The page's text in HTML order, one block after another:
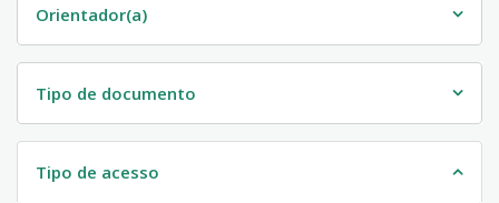
Orientador(a)
Tipo de documento
Tipo de acesso